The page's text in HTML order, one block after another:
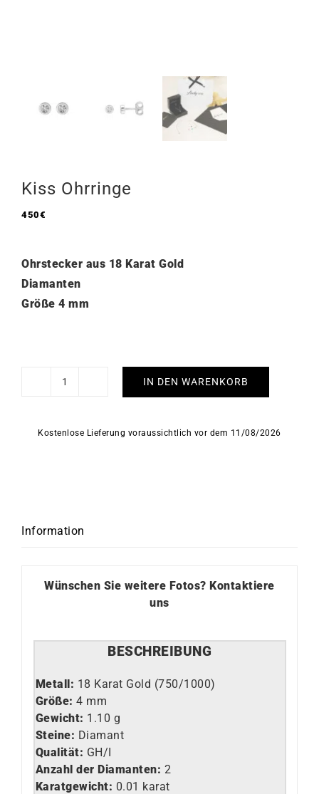
Kiss Ohrringe
450€
Ohrstecker aus 18 Karat Gold
Diamanten
Größe 4 mm
Kiss
IN DEN WARENKORB
Kostenlose Lieferung voraussichtlich vor dem 11/08/2026
Information
Wünschen Sie weitere Fotos?Kontaktiere
uns
BESCHREIBUNG
Metall: 18 Karat Gold (750/1000)
Größe: 4 mm
Gewicht: 1.10 g
Steine: Diamant
Qualität: GH/I
Anzahl der Diamanten: 2
Karatgewicht: 0.01 karat